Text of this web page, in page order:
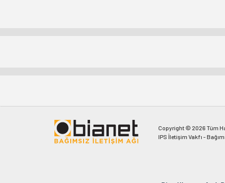
Copyright © 2026 Tüm
IPS İletişim Vakfı -